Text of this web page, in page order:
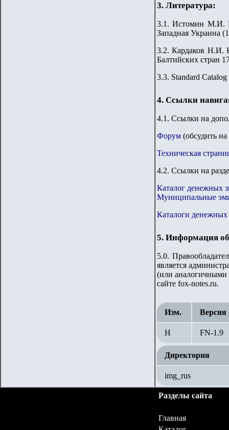
3. Литература:
3.1. Истомин М.И.
Западная Украина
3.2. Кардаков Н.И.
Балтийских стран
3.3. Standard
4. Ссылки
4.1. Ссылки на
Форум (обсудить
Техническая
4.2. Ссылки на
Каталог денежных
Муниципальные
Каталоги денежных
5. Информация
5.0.
является
(или аналогичными
сайте fox-notes.ru.
Изм. Версия
Н FN-1.9
Директория
img_rus
Разделы сайта
Главная